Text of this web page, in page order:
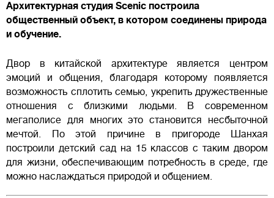
Архитектурная студия Scenic построила
общественный объект, в котором соединены природа
и обучение.
Двор в китайской архитектуре является центром
эмоций и общения, благодаря которому появляется
возможность сплотить семью, укрепить дружественные
отношения с близкими людьми. В современном
мегаполисе для многих это становится несбыточной
мечтой. По этой причине в пригороде Шанхая
построили детский сад на 15 классов с таким двором
для жизни, обеспечивающим потребность в среде, где
можно наслаждаться природой и общением.